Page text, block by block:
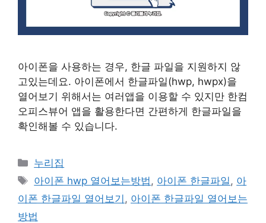
아이폰을 사용하는 경우, 한글 파일을 지원하지 않
고있는데요. 아이폰에서 한글파일(hwp, hwpx)을
열어보기 위해서는 여러앱을 이용할 수 있지만 한컴
오피스뷰어 앱을 활용한다면 간편하게 한글파일을
확인해볼 수 있습니다.
카
테
고
리
누리집
태
그
아이폰 hwp 열어보는방법 , 아이폰 한글파일 , 아
이폰 한글파일 열어보기 , 아이폰 한글파일 열어보는
방법